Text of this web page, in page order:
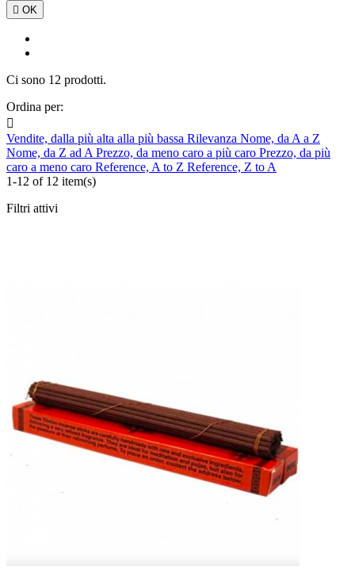
 OK
Ci sono 12 prodotti.
Ordina per:

Vendite, dalla più alta alla più bassa Rilevanza Nome, da A a Z
Nome, da Z ad A Prezzo, da meno caro a più caro Prezzo, da più
caro a meno caro Reference, A to Z Reference, Z to A
1-12 of 12 item(s)
Filtri attivi